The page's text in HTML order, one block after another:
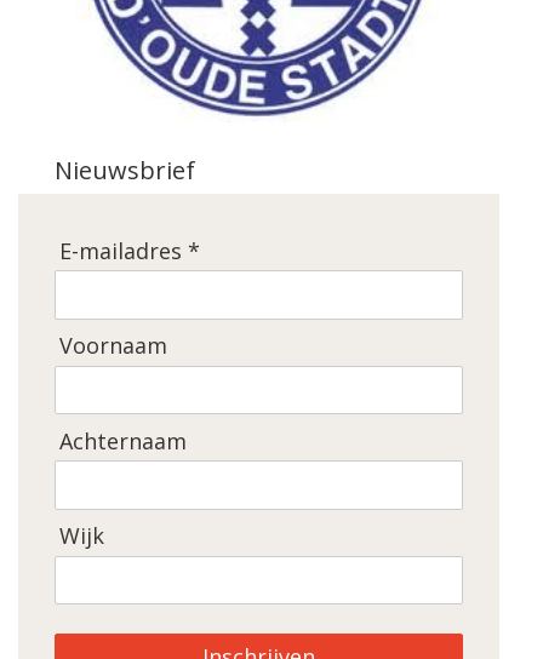
Nieuwsbrief
E-mailadres *
Voornaam
Achternaam
Wijk